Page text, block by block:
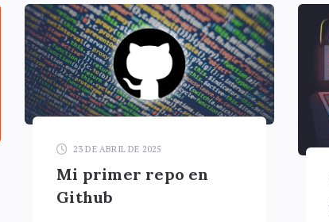
23 DE ABRIL DE 2025
Mi primer repo en
Github